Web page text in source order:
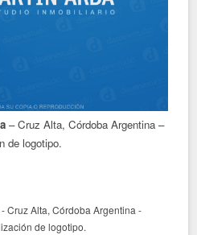
– Cruz Alta, Córdoba Argentina –
de logotipo.